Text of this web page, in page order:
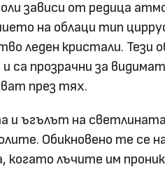
зависи от редица
на облаци тип
леден кристали. Тези
са прозрачни за
през тях.
и ъгълът на
Обикновено те се
когато лъчите им